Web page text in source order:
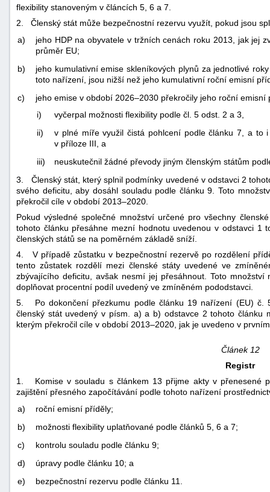
flexibility stanoveným v článcích 5, 6 a 7.
2. Členský stát může bezpečnostní rezervu využít, pokud jsou
a)
jeho HDP na obyvatele v tržních cenách roku 2013, jak jej
průměr EU;
b)
jeho kumulativní emise skleníkových plynů za jednotlivé
toto nařízení, jsou nižší než jeho kumulativní roční emisní
c)
jeho emise v období 2026–2030 překročily jeho roční emisní
i)
vyčerpal možnosti flexibility podle čl. 5 odst. 2 a 3,
ii)
v plné míře využil čistá pohlcení podle článku 7, a to
v příloze III, a
iii)
neuskutečnil žádné převody jiným členským státům
3. Členský stát, který splnil podmínky uvedené v odstavci 2
svého deficitu, aby dosáhl souladu podle článku 9. Toto
překročil cíle v období 2013–2020.
Pokud výsledné společné množství určené pro všechny
tohoto článku přesáhne mezní hodnotu uvedenou v odstavci 1
členských států se na poměrném základě sníží.
4. V případě zůstatku v bezpečnostní rezervě po rozdělení
tento zůstatek rozdělí mezi členské státy uvedené ve
zbývajícího deficitu, avšak nesmí jej přesáhnout. Toto
doplňovat procentní podíl uvedený ve zmíněném pododstavci.
5. Po dokončení přezkumu podle článku 19 nařízení (EU) č.
členský stát uvedený v písm. a) a b) odstavce 2 tohoto článku
kterým překročil cíle v období 2013–2020, jak je uvedeno v
Článek 12
Registr
1. Komise v souladu s článkem 13 přijme akty v přenesené
zajištění přesného započítávání podle tohoto nařízení
a)
roční emisní příděly;
b)
možnosti flexibility uplatňované podle článků 5, 6 a 7;
c)
kontrolu souladu podle článku 9;
d)
úpravy podle článku 10; a
e)
bezpečnostní rezervu podle článku 11.